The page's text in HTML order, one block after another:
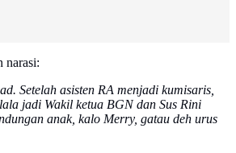
narasi:
Setelah asisten RA menjadi kumisaris,
jadi Wakil ketua BGN dan Sus Rini
anak, kalo Merry, gatau deh urus